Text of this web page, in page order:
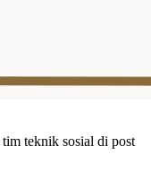
teknik sosial di post